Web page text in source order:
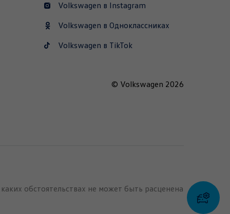
Volkswagen в Instagram
Volkswagen в Одноклассниках
Volkswagen в TikTok
© Volkswagen 2026
обстоятельствах не может быть расценена